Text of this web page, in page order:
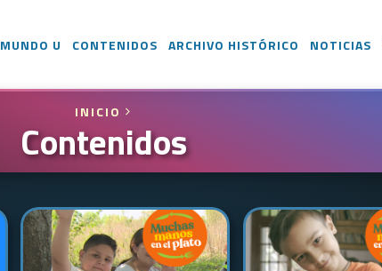
MUNDO U CONTENIDOS ARCHIVO HISTÓRICO NOTICIAS
INICIO
Contenidos